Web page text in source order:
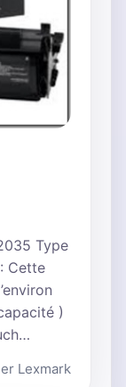
Type
Cette
)
Lexmark